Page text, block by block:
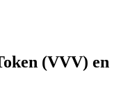
USDT prize pool!
(VVV) en